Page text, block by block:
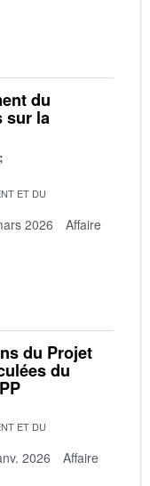
du
sur la
ET DU
2026
Affaire
du Projet
du
ET DU
2026
Affaire